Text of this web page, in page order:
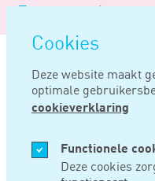
overslaan
Cookies
Deze website maakt
optimale
cookieverklaring
Functionele
Deze cookies
Logo
Noord
Negentig
Home Nieuws Beroep
JUL 07, 2016